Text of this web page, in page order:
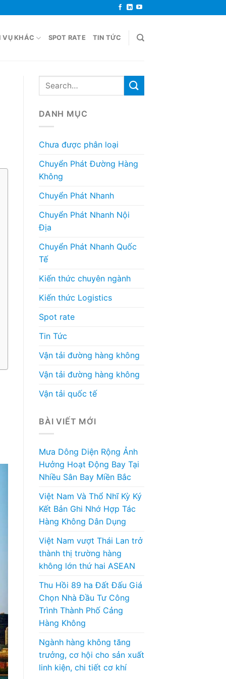
VỤ KHÁC SPOT RATE TIN TỨC
DANH MỤC
Chưa được phân loại
Chuyển Phát Đường Hàng
Không
Chuyển Phát Nhanh
Chuyển Phát Nhanh Nội
Địa
Chuyển Phát Nhanh Quốc
Tế
Kiến thức chuyên ngành
Kiến thức Logistics
Spot rate
Tin Tức
Vận tải đường hàng không
Vận tải đường hàng không
Vận tải quốc tế
BÀI VIẾT MỚI
Mưa Dông Diện Rộng Ảnh
Hưởng Hoạt Động Bay Tại
Nhiều Sân Bay Miền Bắc
Việt Nam Và Thổ Nhĩ Kỳ Ký
Kết Bản Ghi Nhớ Hợp Tác
Hàng Không Dân Dụng
Việt Nam vượt Thái Lan trở
thành thị trường hàng
không lớn thứ hai ASEAN
Thu Hồi 89 ha Đất Đấu Giá
Chọn Nhà Đầu Tư Công
Trình Thành Phố Cảng
Hàng Không
Ngành hàng không tăng
trưởng, cơ hội cho sản xuất
linh kiện, chi tiết cơ khí